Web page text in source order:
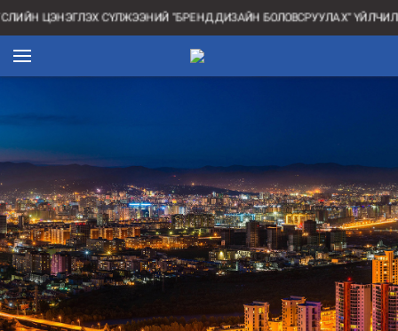
ЦЭНЭГЛЭХ СҮЛЖЭЭНИЙ "БРЕНД ДИЗАЙН БОЛОВСРУУЛАХ"